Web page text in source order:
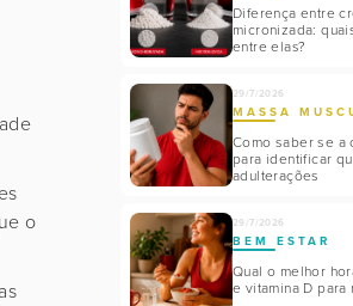
o
Diferença entre
micronizada:
entre elas?
29/7/2026
MASSA
Como saber se a
para identificar
adulterações
29/7/2026
BEM ESTAR
Qual o melhor
e vitamina D